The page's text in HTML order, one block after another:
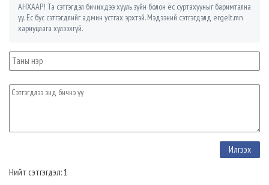
АНХААР! Та сэтгэгдэл бичихдээ хууль зүйн болон ёс суртахууныг баримтална
уу. Ёс бус сэтгэгдлийг админ устгах эрхтэй. Мэдээний сэтгэгдэлд ergelt.mn
хариуцлага хүлээхгүй.
Нийт сэтгэгдэл: 1